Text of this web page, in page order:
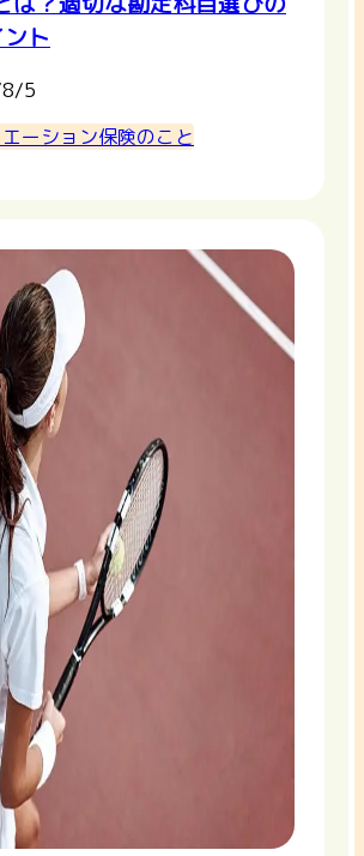
ト
5
ーション保険のこと